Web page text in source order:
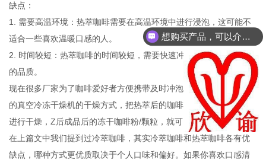
缺点：
1. 需要高温环境：热萃咖啡需要在高温环境中进行浸泡，这可能不
适合一些喜欢温暖口感的人。
2. 时间较短：热萃咖啡的时间较短，需要快速冲泡，以免影响咖啡
的品质。
现在很多厂家为了咖啡爱好者方便携带及时冲泡咖啡，会引用欣谕
的真空冷冻干燥机的干燥方式，把热萃后的咖啡液或者咖啡浓缩液
进行干燥，Z后成品后的冻干咖啡粉/颗粒，就可以直接冲泡饮用。
在上篇文中我们提到过冷萃咖啡，其实冷萃咖啡和热萃咖啡各有优
缺点，哪种方式更优质取决于个人口味和偏好。如果你喜欢口感清
想购买产品，可以介绍下你们的产品么？